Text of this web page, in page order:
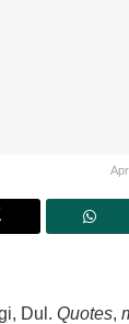
Dul. Quotes,